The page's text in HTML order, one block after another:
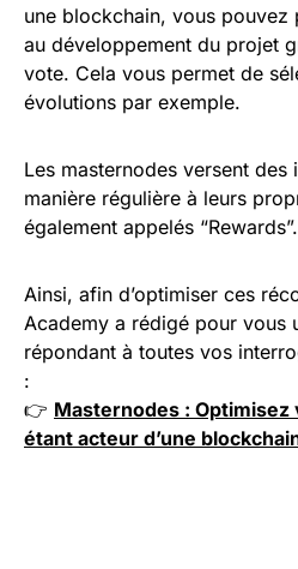
une blockchain, vous
au développement du projet
vote. Cela vous permet de
évolutions par exemple.
Les masternodes versent des
manière régulière à leurs
également appelés “Rewards”.
Ainsi, afin d’optimiser ces
Academy a rédigé pour vous
répondant à toutes vos
:
👉 Masternodes :
étant acteur d’une